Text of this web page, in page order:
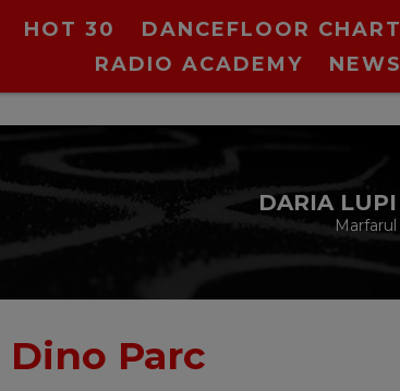
HOT 30
DANCEFLOOR CHART
RADIO ACADEMY
NEWS
DARIA LUPI
Marfarul
Dino Parc